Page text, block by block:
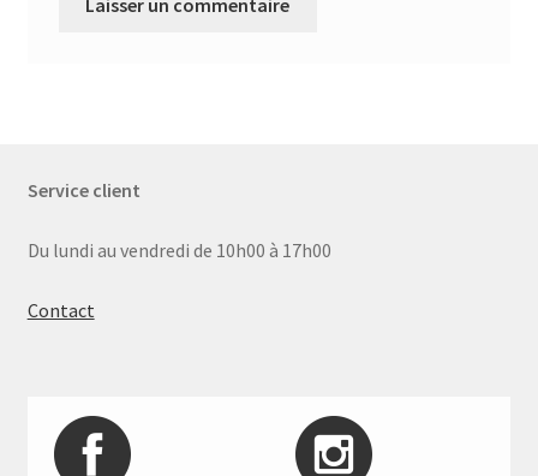
Service client
Du lundi au vendredi de 10h00 à 17h00
Contact